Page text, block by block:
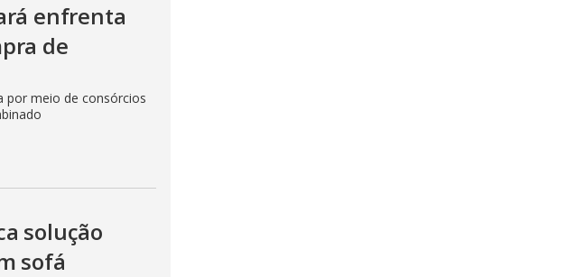
enfrenta
de
por meio de consórcios
solução
sofá